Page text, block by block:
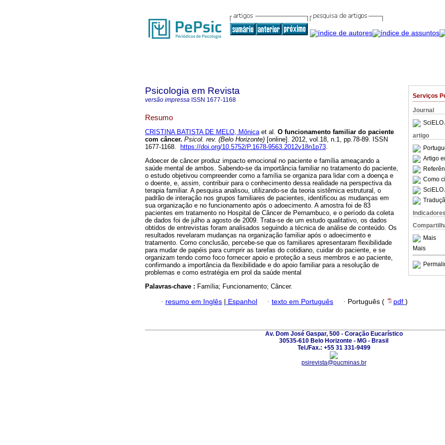
Serviços
Journal
SciELO
artigo
Artigo
Como
SciELO
Indicadores
Mais
Mais
Psicologia em Revista
versão impressa ISSN 1677-1168
Resumo
CRISTINA BATISTA DE MELO, Mônicaet al. O funcionamento familiar do paciente
com câncer. Psicol. rev. (Belo Horizonte) [online]. 2012, vol.18, n.1, pp.78-89. ISSN
1677-1168.
https://doi.org/10.5752/P.1678-9563.2012v18n1p73.
Adoecer de câncer produz impacto emocional no paciente e família ameaçando a
saúde mental de ambos. Sabendo-se da importância familiar no tratamento do paciente,
o estudo objetivou compreender como a família se organiza para lidar com a doença e
o doente, e, assim, contribuir para o conhecimento dessa realidade na perspectiva da
terapia familiar. A pesquisa analisou, utilizando-se da teoria sistêmica estrutural, o
padrão de interação nos grupos familiares de pacientes, identificou as mudanças em
sua organização e no funcionamento após o adoecimento. A amostra foi de 83
pacientes em tratamento no Hospital de Câncer de Pernambuco, e o período da coleta
de dados foi de julho a agosto de 2009. Trata-se de um estudo qualitativo, os dados
obtidos de entrevistas foram analisados seguindo a técnica de análise de conteúdo. Os
resultados revelaram mudanças na organização familiar após o adoecimento e
tratamento. Como conclusão, percebe-se que os familiares apresentaram flexibilidade
para mudar de papéis para cumprir as tarefas do cotidiano, cuidar do paciente, e se
organizam tendo como foco fornecer apoio e proteção a seus membros e ao paciente,
confirmando a importância da flexibilidade e do apoio familiar para a resolução de
problemas e como estratégia em prol da saúde mental
Palavras-chave : Família; Funcionamento; Câncer.
· resumo em Inglês | Espanhol · texto em Português · Português ( pdf )
Av. Dom José Gaspar, 500 - Coração Eucarístico
30535-610 Belo Horizonte - MG - Brasil
Tel./Fax.: +55 31 331-9499
psirevista@pucminas.br